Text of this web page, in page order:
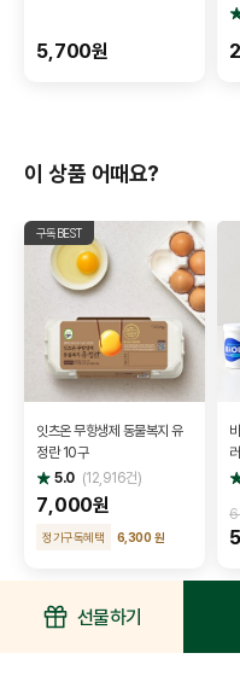
점
5,700원
별
점
이 상품 어때요?
구독BEST
잇츠온 무항생제 동물복지 유
정란 10구
별
점
5.0 (12,916건)
7,000원
정기구독혜택 6,300 원
별
점
선물하기